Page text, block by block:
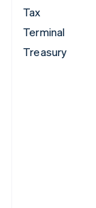
Tax
Terminal
Treasury